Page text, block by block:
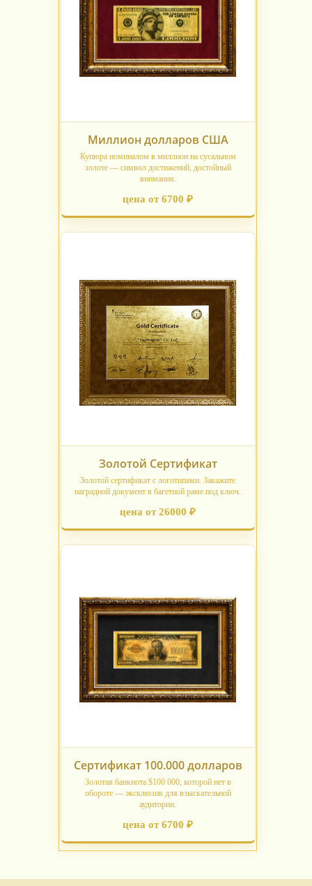
Миллион долларов США
Купюра номиналом в миллион на сусальном
золоте — символ достижений, достойный
внимания.
цена от 6700 ₽
Золотой Сертификат
Золотой сертификат с логотипами. Закажите
наградной документ в багетной раме под ключ.
цена от 26000 ₽
Сертификат 100.000 долларов
Золотая банкнота $100 000, которой нет в
обороте — эксклюзив для взыскательной
аудитории.
цена от 6700 ₽